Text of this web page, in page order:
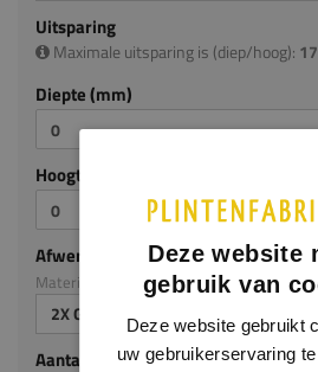
Uitsparing
Maximale uitsparing is (diep/hoog):
Diepte (mm)
Hoogte (mm)
Afwerking
Materiaal: MDF v313
2X GEGROND
Aantal stuks
Deze website
gebruik van
Deze website gebruikt
uw gebruikerservaring